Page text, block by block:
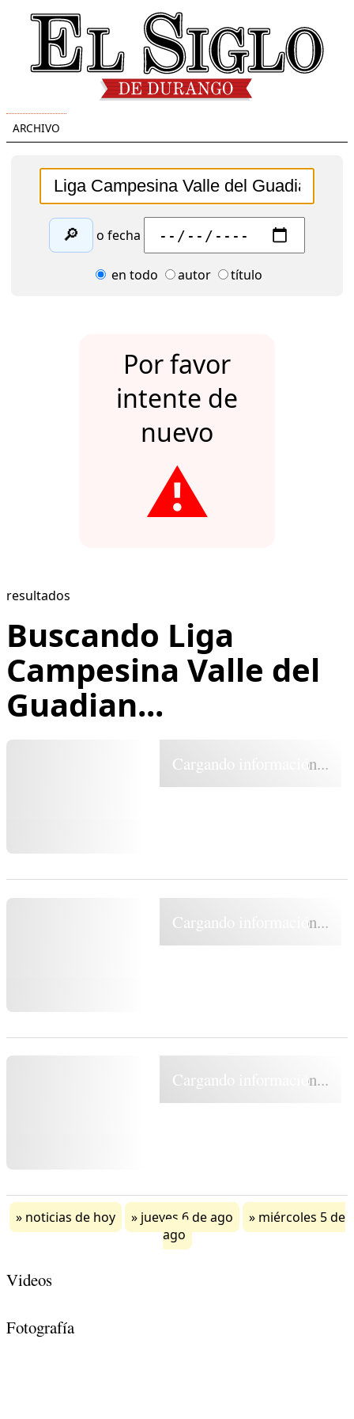
ARCHIVO
🔎 o fecha
en todo autor título
Por favor
intente de
nuevo
⚠️
resultados
Buscando Liga
Campesina Valle del
Guadian...
Cargando información...
Cargando información...
Cargando información...
noticias de hoy jueves 6 de ago
miércoles 5 de
ago
Videos
Fotografía